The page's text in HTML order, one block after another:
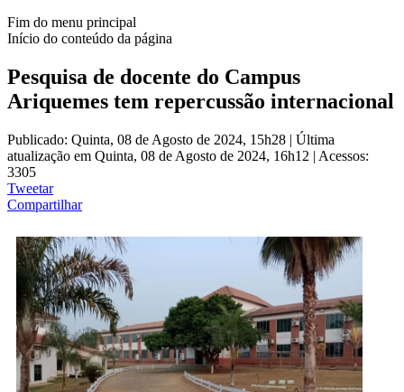
Fim do menu principal
Início do conteúdo da página
Pesquisa de docente do Campus
Ariquemes tem repercussão internacional
Publicado: Quinta, 08 de Agosto de 2024, 15h28 | Última
atualização em Quinta, 08 de Agosto de 2024, 16h12 | Acessos:
3305
Tweetar
Compartilhar